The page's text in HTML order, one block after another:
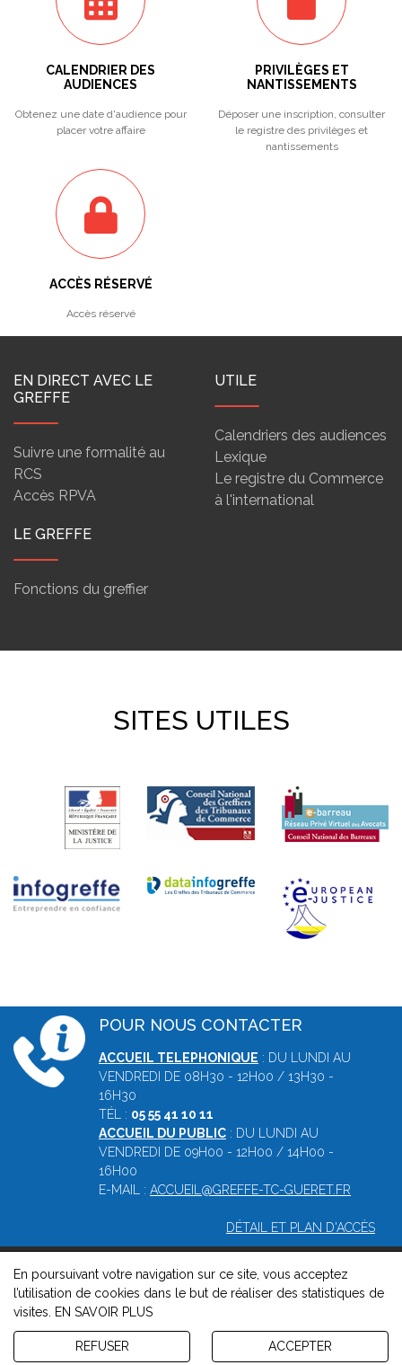
CALENDRIER DES
AUDIENCES
Obtenez une date d'audience pour
placer votre affaire
PRIVILÈGES ET
NANTISSEMENTS
Déposer une inscription, consulter
le registre des privilèges et
nantissements
ACCÈS RÉSERVÉ
Accès réservé
EN DIRECT AVEC LE
GREFFE
Suivre une formalité au
RCS
Accès RPVA
UTILE
Calendriers des audiences
Lexique
Le registre du Commerce
à l'international
LE GREFFE
Fonctions du greffier
SITES UTILES
POUR NOUS CONTACTER
ACCUEIL TELEPHONIQUE : DU LUNDI AU
VENDREDI DE 08H30 - 12H00 / 13H30 -
16H30
TÉL : 05 55 41 10 11
ACCUEIL DU PUBLIC : DU LUNDI AU
VENDREDI DE 09H00 - 12H00 / 14H00 -
16H00
E-MAIL : ACCUEIL@GREFFE-TC-GUERET.FR
DÉTAIL ET PLAN D'ACCÈS
© 2026, Greffe du tribunal de commerce de Guéret -Mentions
légales-Contact -Gestion des cookies -Politique de
confidentialité et de cookies
Version : 1.8.1
En poursuivant votre navigation sur ce site, vous acceptez
l’utilisation de cookies dans le but de réaliser des statistiques de
visites.
EN SAVOIR PLUS
REFUSER ACCEPTER